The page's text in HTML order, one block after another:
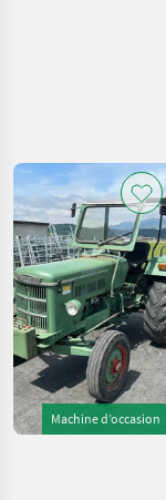
Catégorie 1
CHEMIN
ACTUEL
Buehrer
CHOISIR
UNE
CATÉGORIE
matériel agricole
1
Réinitialiser
Machine d’occasion